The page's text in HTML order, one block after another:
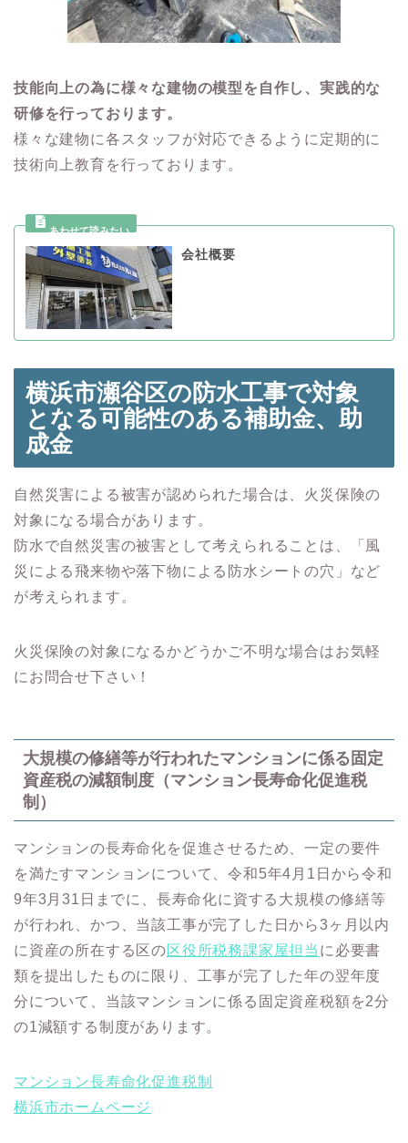
技能向上の為に様々な建物の模型を自作し、実践的な
研修を行っております。
様々な建物に各スタッフが対応できるように定期的に
技術向上教育を行っております。
会社概要
横浜市瀬谷区の防水工事で対象
となる可能性のある補助金、助
成金
自然災害による被害が認められた場合は、火災保険の
対象になる場合があります。
防水で自然災害の被害として考えられることは、「風
災による飛来物や落下物による防水シートの穴」など
が考えられます。
火災保険の対象になるかどうかご不明な場合はお気軽
にお問合せ下さい！
大規模の修繕等が行われたマンションに係る固定
資産税の減額制度（マンション長寿命化促進税
制）
マンションの長寿命化を促進させるため、一定の要件
を満たすマンションについて、令和5年4月1日から令和
9年3月31日までに、長寿命化に資する大規模の修繕等
が行われ、かつ、当該工事が完了した日から3ヶ月以内
に資産の所在する区の区役所税務課家屋担当 に必要書
類を提出したものに限り、工事が完了した年の翌年度
分について、当該マンションに係る固定資産税額を2分
の1減額する制度があります。
マンション長寿命化促進税制
横浜市ホームページ